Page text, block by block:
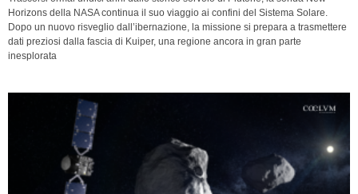
Horizons della NASA continua il suo viaggio ai confini del Sistema Solare.
Dopo un nuovo risveglio dall’ibernazione, la missione si prepara a trasmettere
dati preziosi dalla fascia di Kuiper, una regione ancora in gran parte
inesplorata